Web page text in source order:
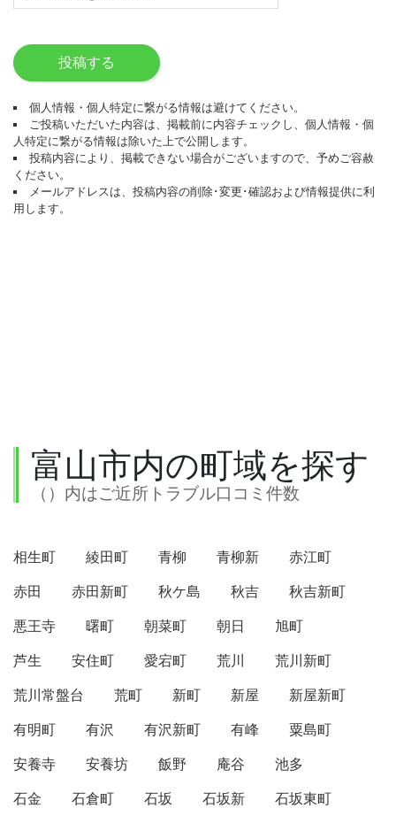
投稿する
個人情報・個人特定に繋がる情報は避けてください。
ご投稿いただいた内容は、掲載前に内容チェックし、個人情報・個
人特定に繋がる情報は除いた上で公開します。
投稿内容により、掲載できない場合がございますので、予めご容赦
ください。
メールアドレスは、投稿内容の削除･変更･確認および情報提供に利
用します。
富山市内の町域を探す
（）内はご近所トラブル口コミ件数
相生町 綾田町 青柳 青柳新
赤江町
赤田
赤田新町 秋ケ島 秋吉
秋吉新町
悪王寺
曙町 朝菜町 朝日
旭町
芦生
安住町 愛宕町 荒川
荒川新町
荒川常盤台
荒町 新町 新屋
新屋新町
有明町
有沢 有沢新町 有峰
粟島町
安養寺
安養坊 飯野 庵谷
池多
石金
石倉町 石坂 石坂新
石坂東町